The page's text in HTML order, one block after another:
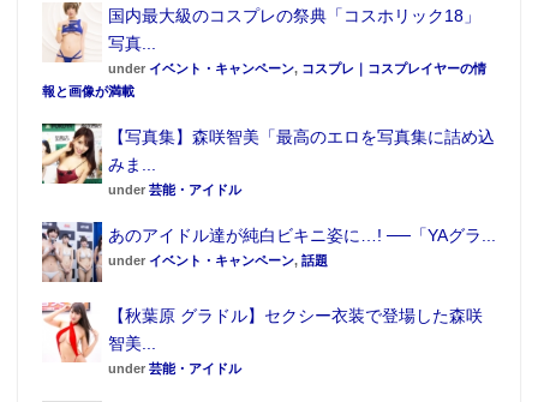
国内最大級のコスプレの祭典「コスホリック18」
写真...
under イベント・キャンペーン, コスプレ｜コスプレイヤーの情
報と画像が満載
【写真集】森咲智美「最高のエロを写真集に詰め込
みま...
under 芸能・アイドル
あのアイドル達が純白ビキニ姿に…! ──「YAグラ...
under イベント・キャンペーン, 話題
【秋葉原 グラドル】セクシー衣装で登場した森咲
智美...
under 芸能・アイドル